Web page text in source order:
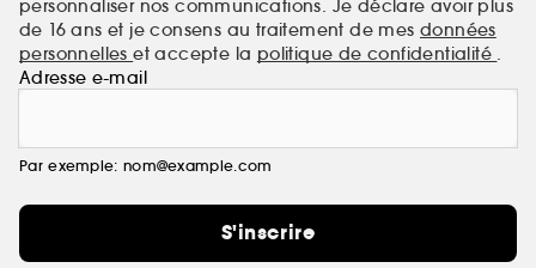
personnaliser nos communications. Je déclare avoir plus
de 16 ans et je consens au traitement de mes données
personnelleset accepte la politique de confidentialité .
Adresse e-mail
Par exemple: nom@example.com
S'inscrire